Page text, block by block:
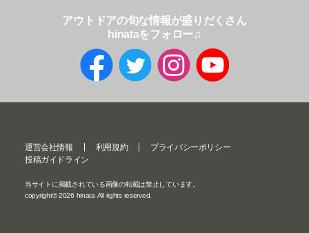
アウトドアの旬な情報が盛りだくさん
hinataをフォロー♫
運営会社情報 利用規約
プライバシーポリシー
投稿ガイドライン
当サイトに掲載されている画像の転載は禁止しています。
copyright©2026 hinata All rights reserved.